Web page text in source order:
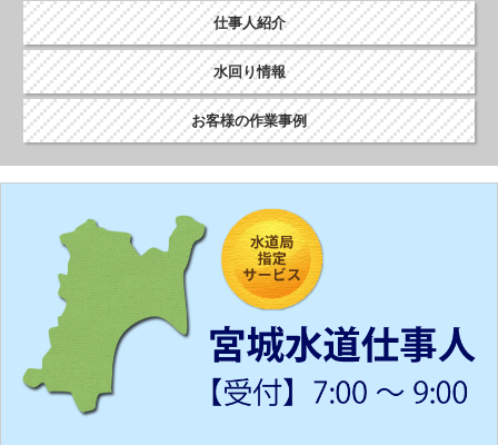
仕事人紹介
水回り情報
お客様の作業事例